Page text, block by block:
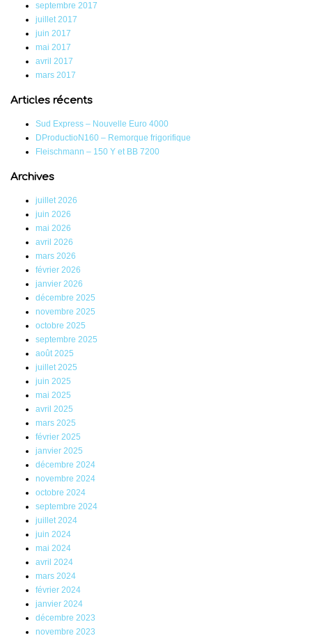
septembre 2017
juillet 2017
juin 2017
mai 2017
avril 2017
mars 2017
Articles récents
Sud Express – Nouvelle Euro 4000
DProductioN160 – Remorque frigorifique
Fleischmann – 150 Y et BB 7200
Archives
juillet 2026
juin 2026
mai 2026
avril 2026
mars 2026
février 2026
janvier 2026
décembre 2025
novembre 2025
octobre 2025
septembre 2025
août 2025
juillet 2025
juin 2025
mai 2025
avril 2025
mars 2025
février 2025
janvier 2025
décembre 2024
novembre 2024
octobre 2024
septembre 2024
juillet 2024
juin 2024
mai 2024
avril 2024
mars 2024
février 2024
janvier 2024
décembre 2023
novembre 2023